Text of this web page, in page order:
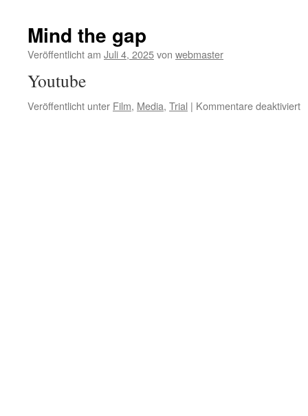
Mind the gap
Veröffentlicht am Juli 4, 2025von webmaster
Youtube
Veröffentlicht unter Film, Media, Trial | Kommentare deaktiviert